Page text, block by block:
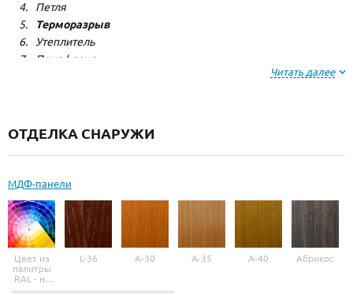
Петля
Терморазрыв
Утеплитель
Пенофлекс
Резиновый уплотнитель
Читать далее
ОТДЕЛКА СНАРУЖИ
МДФ-панели
Цвет из
палитры
RAL - на
выбор
L-36 A-30 A-35 A-40 Абрикос